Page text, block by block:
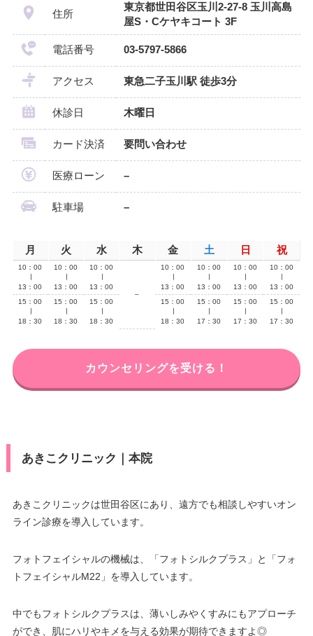
住所
東京都世田谷区玉川2-27-8 玉川高島
屋S・Cケヤキコート 3F
電話番号 03-5797-5866
アクセス 東急二子玉川駅 徒歩3分
休診日 木曜日
カード決済 要問い合わせ
医療ローン –
駐車場 –
月 火 水 木 金 土 日 祝
10：00
13：00
10：00
13：00
10：00
13：00
–
10：00
13：00
10：00
13：00
10：00
13：00
10：00
13：00
15：00
18：30
15：00
18：30
15：00
18：30
15：00
18：30
15：00
17：30
15：00
17：30
15：00
17：30
カウンセリングを受ける！
あきこクリニック｜本院
あきこクリニックは世田谷区にあり、遠方でも相談しやすいオン
ライン診療を導入しています。
フォトフェイシャルの機械は、「フォトシルクプラス」と「フォ
トフェイシャルM22」を導入しています。
中でもフォトシルクプラスは、薄いしみやくすみにもアプローチ
ができ、肌にハリやキメを与える効果が期待できますよ◎